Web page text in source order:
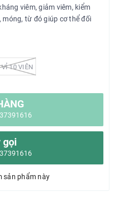
viêm, giảm viêm, kiểm
móng, từ đó giúp cơ thể đối
VỈ 10 VIÊN
gọi
sản phẩm này